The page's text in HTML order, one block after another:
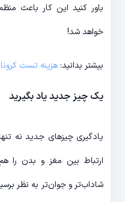
خواهد شد!
بیشتر بدانید:هزینه تست کرونا
یک چیز جدید یاد بگیرید